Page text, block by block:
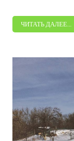
ЧИТАТЬ ДАЛЕЕ...